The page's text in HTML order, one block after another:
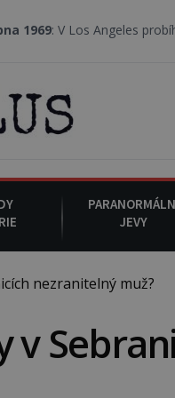
Angeles probíhá vražedné
JEVY
nezranitelný muž?
v